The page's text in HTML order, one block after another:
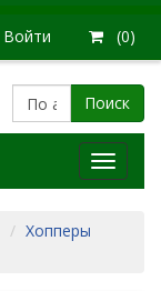
Войти (0)
Поиск
Модели
Хопперы